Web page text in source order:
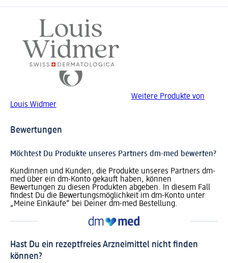
Weitere Produkte von
Louis Widmer
Bewertungen
Möchtest Du Produkte unseres Partners dm-med bewerten?
Kundinnen und Kunden, die Produkte unseres Partners dm-
med über ein dm-Konto gekauft haben, können
Bewertungen zu diesen Produkten abgeben. In diesem Fall
findest Du die Bewertungsmöglichkeit im dm-Konto unter
„Meine Einkäufe“ bei Deiner dm-med Bestellung.
Hast Du ein rezeptfreies Arzneimittel nicht finden
können?